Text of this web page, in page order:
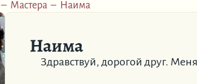
– Мастера – Наима
Наима
Здравствуй, дорогой друг.